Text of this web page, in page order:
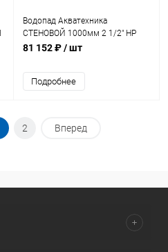
Водопад Акватехника
СТЕНОВОЙ 1000мм 2 1/2" НР
(стена) (AT01.19)
81 152 ₽/ шт
Подробнее
2 Вперед